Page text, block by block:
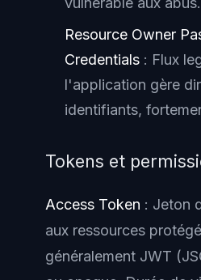
Resource Owner
Credentials : Flux
l'application gère
identifiants,
Tokens et
Access Token : Jeton
aux ressources
généralement JWT